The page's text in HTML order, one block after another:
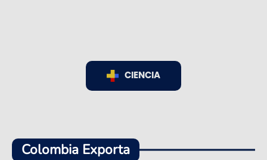
CIENCIA
Colombia Exporta